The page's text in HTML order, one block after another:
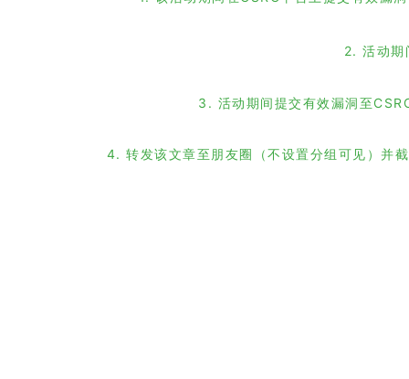
2. 活动期
3. 活动期间提交有效漏洞至
4. 转发该文章至朋友圈（不设置分组可见）并